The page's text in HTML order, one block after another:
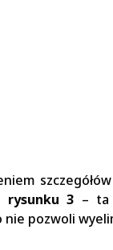
rysunku 3 – ta
pozwoli